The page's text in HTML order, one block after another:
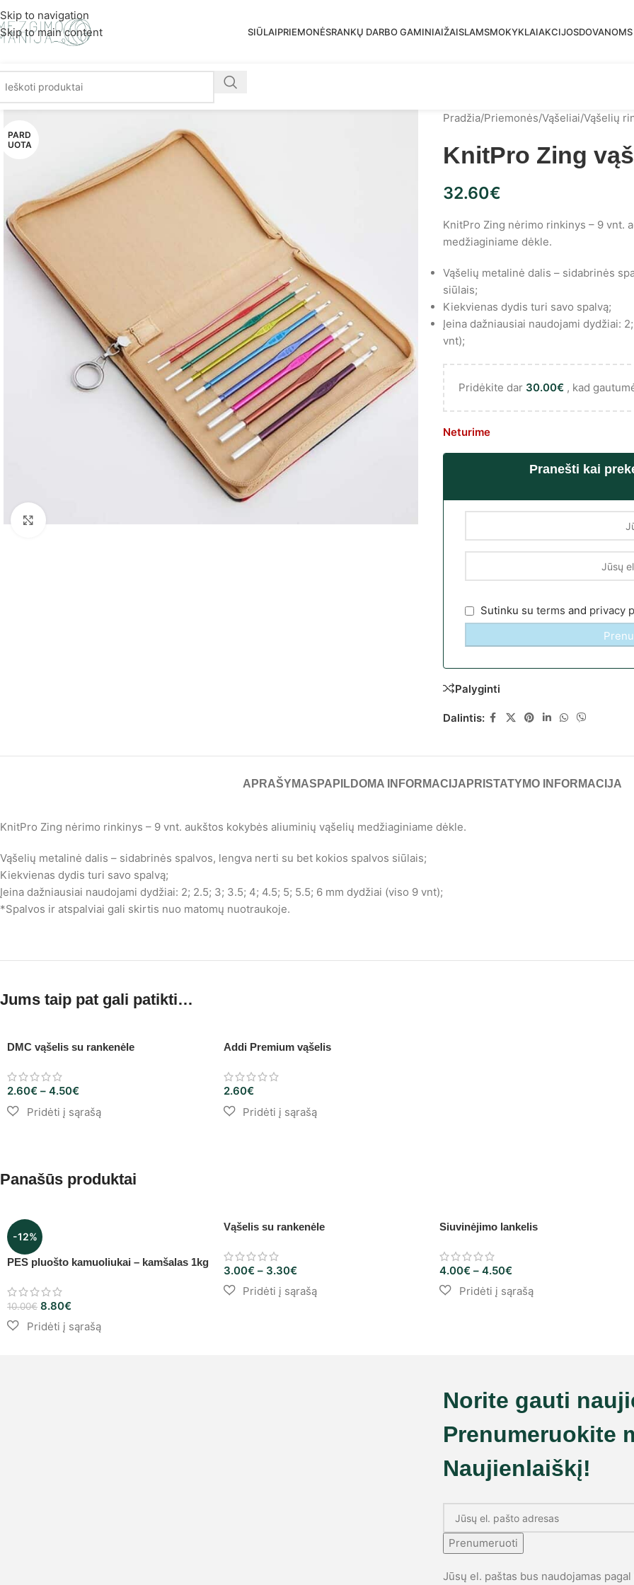
Skip to navigation
Skip to main content
SIŪLAIPRIEMONĖSRANKŲ DARBO GAMINIAIŽAISLAMSMOKYKLAIAKCIJOSDOVANOMS
PARD
UOTA
Pradžia/Priemonės/Vąšeliai/Vąšelių
KnitPro Zing
32.60€
KnitPro Zing nėrimo rinkinys – 9 vnt.
medžiaginiame dėkle.
Vąšelių metalinė dalis – sidabrinės
siūlais;
Kiekvienas dydis turi savo spalvą;
Įeina dažniausiai naudojami dydžiai:
vnt);
Pridėkite dar 30.00€, kad
Neturime
Pranešti kai
Sutinku su terms and privacy
Palyginti
Dalintis:
APRAŠYMAS PAPILDOMA INFORMACIJA PRISTATYMO INFORMACIJA
KnitPro Zing nėrimo rinkinys – 9 vnt. aukštos kokybės aliuminių vąšelių medžiaginiame dėkle.
Vąšelių metalinė dalis – sidabrinės spalvos, lengva nerti su bet kokios spalvos siūlais;
Kiekvienas dydis turi savo spalvą;
Įeina dažniausiai naudojami dydžiai: 2; 2.5; 3; 3.5; 4; 4.5; 5; 5.5; 6 mm dydžiai (viso 9 vnt);
*Spalvos ir atspalviai gali skirtis nuo matomų nuotraukoje.
Jums taip pat gali patikti…
DMC vąšelis su rankenėle
2.60€ – 4.50€
Addi Premium vąšelis
2.60€
Panašūs produktai
-12%
PES pluošto kamuoliukai – kamšalas 1kg
10.00€ 8.80€
Vąšelis su rankenėle
3.00€ – 3.30€
Siuvinėjimo lankelis
4.00€ – 4.50€
Norite gauti
Prenumeruokite
Naujienlaiškį!
Prenumeruoti
Jūsų el. paštas bus naudojamas pagal